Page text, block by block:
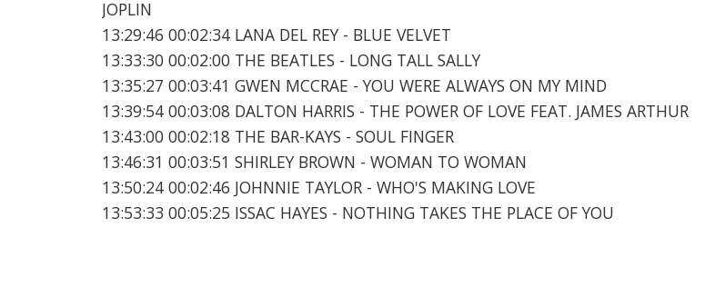
JOPLIN
13:29:46 00:02:34 LANA DEL REY - BLUE VELVET
13:33:30 00:02:00 THE BEATLES - LONG TALL SALLY
13:35:27 00:03:41 GWEN MCCRAE - YOU WERE ALWAYS ON MY MIND
13:39:54 00:03:08 DALTON HARRIS - THE POWER OF LOVE FEAT. JAMES ARTHUR
13:43:00 00:02:18 THE BAR-KAYS - SOUL FINGER
13:46:31 00:03:51 SHIRLEY BROWN - WOMAN TO WOMAN
13:50:24 00:02:46 JOHNNIE TAYLOR - WHO'S MAKING LOVE
13:53:33 00:05:25 ISSAC HAYES - NOTHING TAKES THE PLACE OF YOU